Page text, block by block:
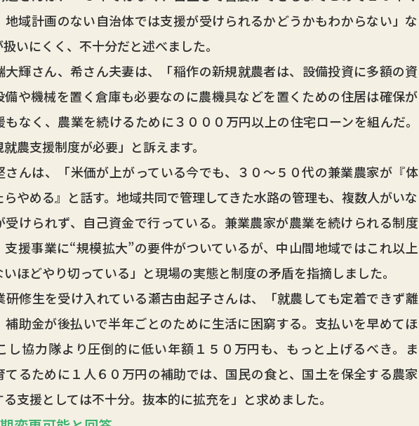
地域計画のない自治体では支援が受けられるかどうかもわからない」な
いにくく、不十分だと述べました。
輝さん、希さん夫妻は、「稲作の新規就農者は、設備投資に多額の資
備や機械を置く倉庫も必要なのに農機具などを置くための住居は確保が
なく、農業を続けるために３０００万円以上の住宅ローンを組んだ。
農支援制度が必要」と訴えます。
んは、「米価が上がっている今でも、３０～５０代の兼業農家が『体
やめる』と話す。地域共同で管理してきた水路の管理も、複数人がいな
受けられず、自己資金で行っている。兼業農家が農業を続けられる制度
支援事業に“規模拡大”の要件がついているが、中山間地域ではこれ以上
ほどやり切っている」と現場の実態と制度の矛盾を指摘しました。
修生を受け入れている瀬古由起子さんは、「就農しても定着できず離
補助金が後払いで半年ごとのために生活に困窮する。支払いを早めてほ
し協力隊より圧倒的に低い年額１５０万円も、もっと上げるべき。ま
てるために１人６０万円の補助では、国民の食と、国土を保全する農家
支援としては不十分。抜本的に拡充を」と求めました。